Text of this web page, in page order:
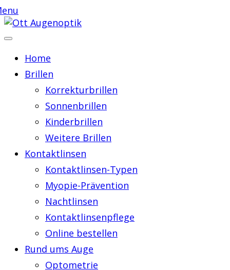
Home
Brillen
Korrekturbrillen
Sonnenbrillen
Kinderbrillen
Weitere Brillen
Kontaktlinsen
Kontaktlinsen-Typen
Myopie-Prävention
Nachtlinsen
Kontaktlinsenpflege
Online bestellen
Rund ums Auge
Optometrie